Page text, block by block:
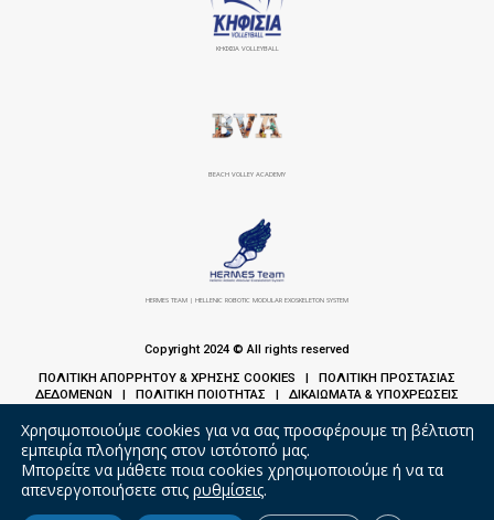
ΚΗΦΙΣΙΆ VOLLEYBALL
BEACH VOLLEY ACADEMY
HERMES TEAM | HELLENIC ROBOTIC MODULAR EXOSKELETON SYSTEM
Copyright 2024 © All rights reserved
ΠΟΛΙΤΙΚΗ ΑΠΟΡΡΗΤΟΥ & ΧΡΗΣΗΣ COOKIES | ΠΟΛΙΤΙΚΗ ΠΡΟΣΤΑΣΙΑΣ
ΔΕΔΟΜΕΝΩΝ | ΠΟΛΙΤΙΚΗ ΠΟΙΟΤΗΤΑΣ | ΔΙΚΑΙΩΜΑΤΑ & ΥΠΟΧΡΕΩΣΕΙΣ
Χρησιμοποιούμε cookies για να σας προσφέρουμε τη βέλτιστη
εμπειρία πλοήγησης στον ιστότοπό μας.
Μπορείτε να μάθετε ποια cookies χρησιμοποιούμε ή να τα
απενεργοποιήσετε στις ρυθμίσεις.